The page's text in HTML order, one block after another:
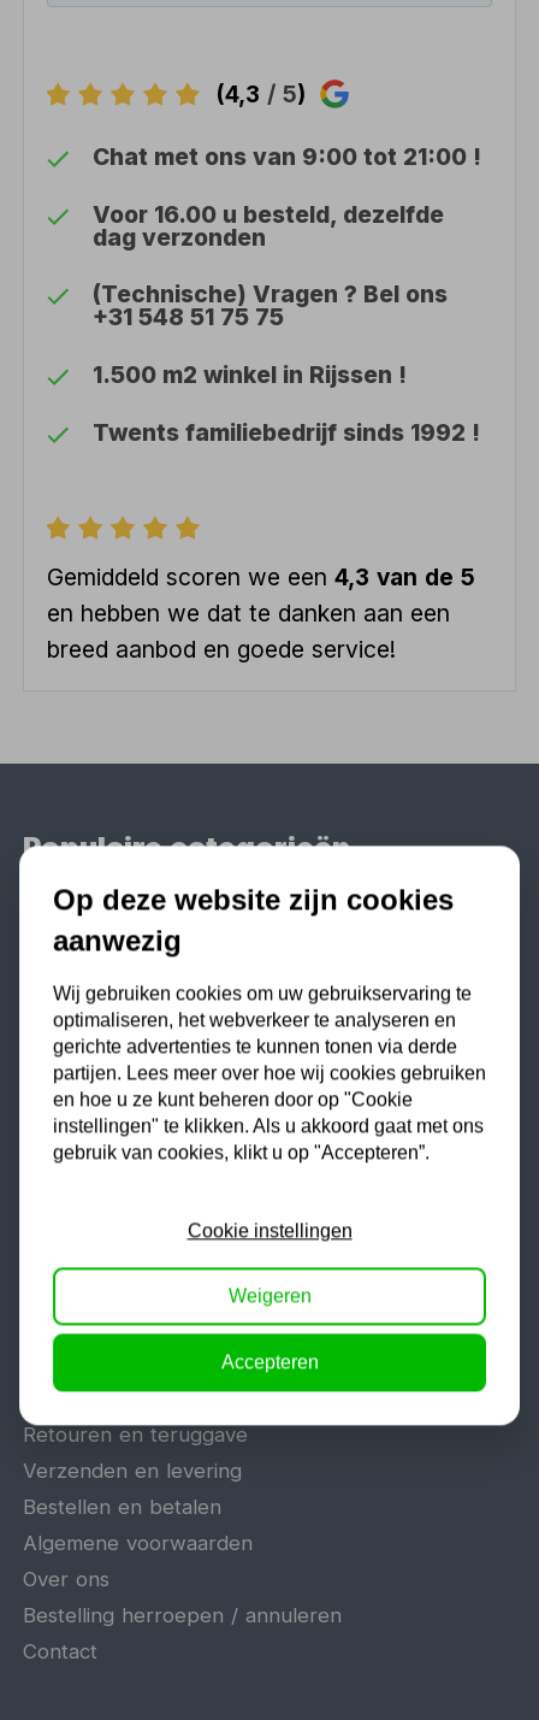
(4,3 / 5)
Chat met ons van 9:00 tot 21:00 !
Voor 16.00 u besteld, dezelfde
dag verzonden
(Technische) Vragen ? Bel ons
+31 548 51 75 75
1.500 m2 winkel in Rijssen !
Twents familiebedrijf sinds 1992 !
Gemiddeld scoren we een4,3 van de 5
en hebben we dat te danken aan een
breed aanbod en goede service!
Populaire categorieën
Werkplaatsinrichting
Tig lasapparaat
Aggregaat
Hefbrug
Motorlift
Schaarlift
Heftafel
Offerte aanvragen
Reparatie en garantie
Vacatures
Retouren en teruggave
Verzenden en levering
Bestellen en betalen
Algemene voorwaarden
Over ons
Bestelling herroepen / annuleren
Contact
Op deze website zijn cookies
aanwezig
Wij gebruiken cookies om uw gebruikservaring te
optimaliseren, het webverkeer te analyseren en
gerichte advertenties te kunnen tonen via derde
partijen. Lees meer over hoe wij cookies gebruiken
en hoe u ze kunt beheren door op "Cookie
instellingen" te klikken. Als u akkoord gaat met ons
gebruik van cookies, klikt u op "Accepteren”.
Cookie instellingen
Weigeren
Accepteren